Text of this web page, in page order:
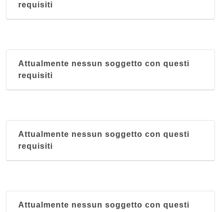
requisiti
Attualmente nessun soggetto con questi
requisiti
Attualmente nessun soggetto con questi
requisiti
Attualmente nessun soggetto con questi